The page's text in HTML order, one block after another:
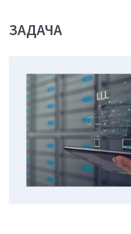
ЗАДАЧА